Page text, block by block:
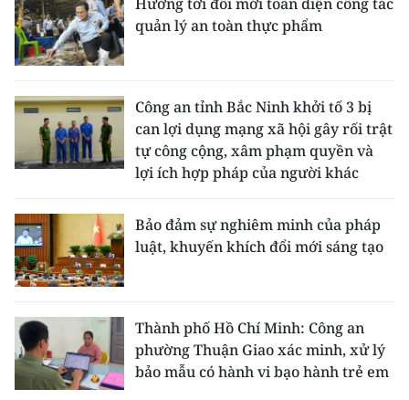
ENGLISH
中文
FRANÇAIS
РУССКИЙ
한국어
Hướng tới đổi mới toàn diện công tác
quản lý an toàn thực phẩm
Công an tỉnh Bắc Ninh khởi tố 3 bị
can lợi dụng mạng xã hội gây rối trật
tự công cộng, xâm phạm quyền và
lợi ích hợp pháp của người khác
Bảo đảm sự nghiêm minh của pháp
luật, khuyến khích đổi mới sáng tạo
Thành phố Hồ Chí Minh: Công an
phường Thuận Giao xác minh, xử lý
bảo mẫu có hành vi bạo hành trẻ em